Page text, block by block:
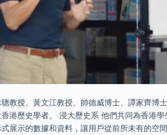
教授、黃文江教授、帥德威博士、譚家齊博
港歷史學者。 浸大歷史系 他們共同為香港
展示的數據和資料，讓用戶從前所未有的空